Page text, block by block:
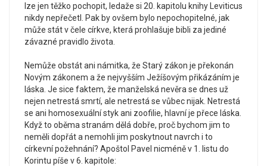
lze jen těžko pochopit, ledaže si 20. kapitolu knihy Leviticus
nikdy nepřečetl. Pak by ovšem bylo nepochopitelné, jak
může stát v čele církve, která prohlašuje bibli za jediné
závazné pravidlo života.
Nemůže obstát ani námitka, že Starý zákon je překonán
Novým zákonem a že nejvyšším Ježíšovým přikázáním je
láska. Je sice faktem, že manželská nevěra se dnes už
nejen netrestá smrtí, ale netrestá se vůbec nijak. Netrestá
se ani homosexuální styk ani zoofilie, hlavní je přece láska.
Když to oběma stranám dělá dobře, proč bychom jim to
neměli dopřát a nemohli jim poskytnout navrch i to
církevní požehnání? Apoštol Pavel nicméně v 1. listu do
Korintu píše v 6. kapitole: